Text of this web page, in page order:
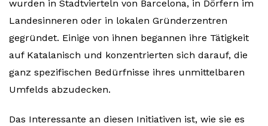
wurden in Stadtvierteln von Barcelona, in Dörfern im
Landesinneren oder in lokalen Gründerzentren
gegründet. Einige von ihnen begannen ihre Tätigkeit
auf Katalanisch und konzentrierten sich darauf, die
ganz spezifischen Bedürfnisse ihres unmittelbaren
Umfelds abzudecken.
Das Interessante an diesen Initiativen ist, wie sie es